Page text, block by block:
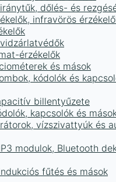
dőlés- és
infravörös
érzékelők
és mások
kódolók és
billentyűzete
kapcsolók és
vízszivattyúk és
modulok, Bluetooth
fűtés és mások